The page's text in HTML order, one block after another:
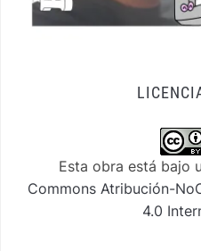
Esta obra está bajo
Commons Atribución-
4.0